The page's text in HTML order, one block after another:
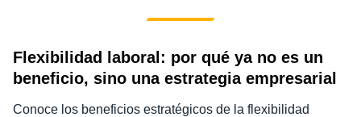
Norway (English)
Flexibilidad laboral: por qué ya no es un
beneficio, sino una estrategia empresarial
Conoce los beneficios estratégicos de la flexibilidad